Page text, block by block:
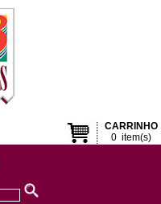
CARRINHO
0item(s)